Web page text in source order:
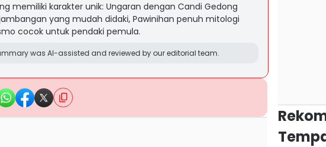
memiliki karakter unik: Ungaran dengan Candi Gedong
yang mudah didaki, Pawinihan penuh mitologi
cocok untuk pendaki pemula.
was AI-assisted and reviewed by our editorial team.